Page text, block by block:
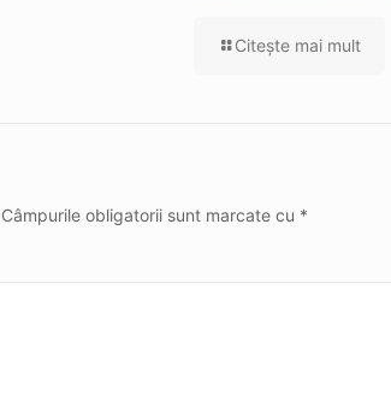
Citeşte mai mult
Câmpurile obligatorii sunt marcate cu *